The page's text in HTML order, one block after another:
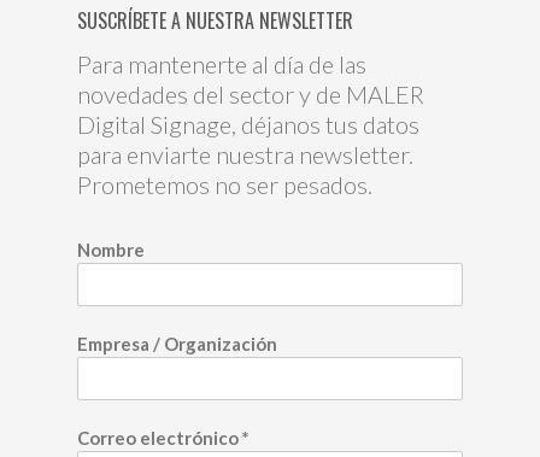
SUSCRÍBETE A NUESTRA NEWSLETTER
Para mantenerte al día de las
novedades del sector y de MALER
Digital Signage, déjanos tus datos
para enviarte nuestra newsletter.
Prometemos no ser pesados.
Nombre
Empresa / Organización
Correo electrónico*